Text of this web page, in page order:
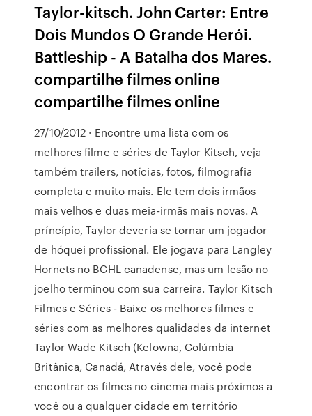
Taylor-kitsch. John Carter: Entre
Dois Mundos O Grande Herói.
Battleship - A Batalha dos Mares.
compartilhe filmes online
compartilhe filmes online
27/10/2012 · Encontre uma lista com os
melhores filme e séries de Taylor Kitsch, veja
também trailers, notícias, fotos, filmografia
completa e muito mais. Ele tem dois irmãos
mais velhos e duas meia-irmãs mais novas. A
príncípio, Taylor deveria se tornar um jogador
de hóquei profissional. Ele jogava para Langley
Hornets no BCHL canadense, mas um lesão no
joelho terminou com sua carreira. Taylor Kitsch
Filmes e Séries - Baixe os melhores filmes e
séries com as melhores qualidades da internet
Taylor Wade Kitsch (Kelowna, Colúmbia
Britânica, Canadá, Através dele, você pode
encontrar os filmes no cinema mais próximos a
você ou a qualquer cidade em território